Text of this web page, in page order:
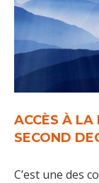
ACCÈS À LA
SECOND
C’est une des